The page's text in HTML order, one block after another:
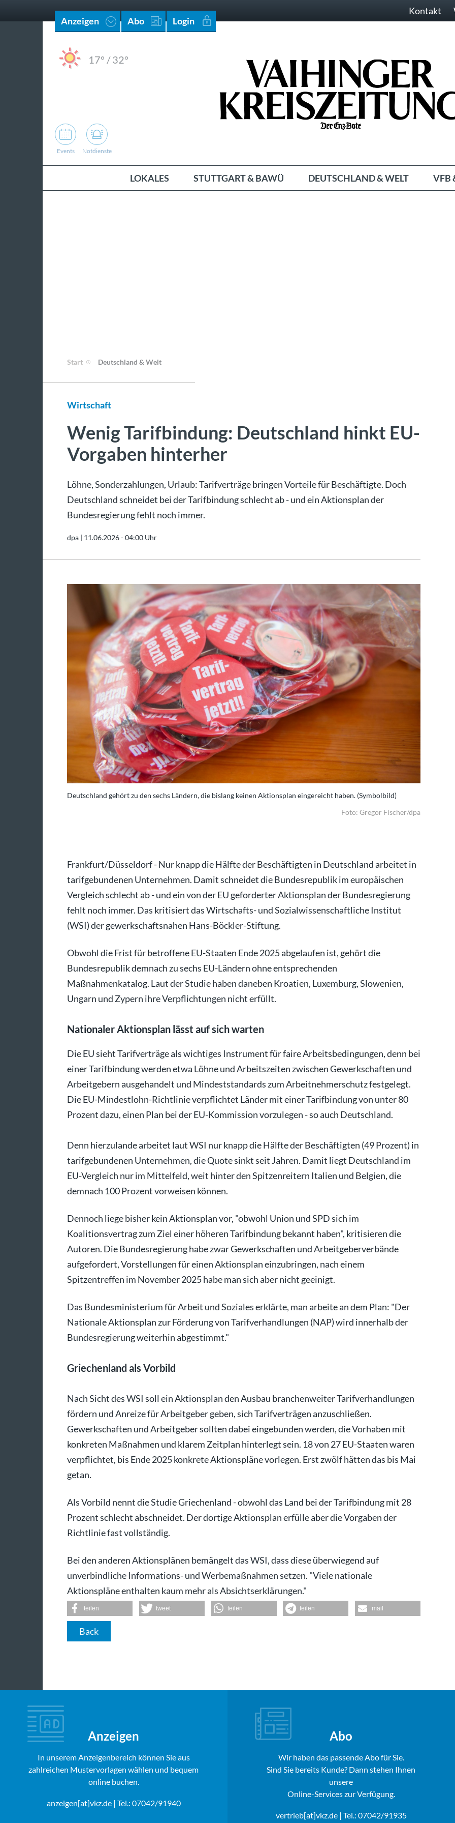
Anzeigen Abo Login
Kontakt
17° /32°
Events Notdienste
LOKALES STUTTGART & BAWÜ DEUTSCHLAND & WELT VFB
Start Deutschland & Welt
Wirtschaft
Wenig Tarifbindung: Deutschland hinkt EU-
Vorgaben hinterher
Löhne, Sonderzahlungen, Urlaub: Tarifverträge bringen Vorteile für Beschäftigte. Doch
Deutschland schneidet bei der Tarifbindung schlecht ab - und ein Aktionsplan der
Bundesregierung fehlt noch immer.
dpa | 11.06.2026 - 04:00 Uhr
Deutschland gehört zu den sechs Ländern, die bislang keinen Aktionsplan eingereicht haben. (Symbolbild)
Foto: Gregor Fischer/dpa
Frankfurt/Düsseldorf - Nur knapp die Hälfte der Beschäftigten in Deutschland arbeitet in
tarifgebundenen Unternehmen. Damit schneidet die Bundesrepublik im europäischen
Vergleich schlecht ab - und ein von der EU geforderter Aktionsplan der Bundesregierung
fehlt noch immer. Das kritisiert das Wirtschafts- und Sozialwissenschaftliche Institut
(WSI) der gewerkschaftsnahen Hans-Böckler-Stiftung.
Obwohl die Frist für betroffene EU-Staaten Ende 2025 abgelaufen ist, gehört die
Bundesrepublik demnach zu sechs EU-Ländern ohne entsprechenden
Maßnahmenkatalog. Laut der Studie haben daneben Kroatien, Luxemburg, Slowenien,
Ungarn und Zypern ihre Verpflichtungen nicht erfüllt.
Nationaler Aktionsplan lässt auf sich warten
Die EU sieht Tarifverträge als wichtiges Instrument für faire Arbeitsbedingungen, denn bei
einer Tarifbindung werden etwa Löhne und Arbeitszeiten zwischen Gewerkschaften und
Arbeitgebern ausgehandelt und Mindeststandards zum Arbeitnehmerschutz festgelegt.
Die EU-Mindestlohn-Richtlinie verpflichtet Länder mit einer Tarifbindung von unter 80
Prozent dazu, einen Plan bei der EU-Kommission vorzulegen - so auch Deutschland.
Denn hierzulande arbeitet laut WSI nur knapp die Hälfte der Beschäftigten (49 Prozent) in
tarifgebundenen Unternehmen, die Quote sinkt seit Jahren. Damit liegt Deutschland im
EU-Vergleich nur im Mittelfeld, weit hinter den Spitzenreitern Italien und Belgien, die
demnach 100 Prozent vorweisen können.
Dennoch liege bisher kein Aktionsplan vor, "obwohl Union und SPD sich im
Koalitionsvertrag zum Ziel einer höheren Tarifbindung bekannt haben", kritisieren die
Autoren. Die Bundesregierung habe zwar Gewerkschaften und Arbeitgeberverbände
aufgefordert, Vorstellungen für einen Aktionsplan einzubringen, nach einem
Spitzentreffen im November 2025 habe man sich aber nicht geeinigt.
Das Bundesministerium für Arbeit und Soziales erklärte, man arbeite an dem Plan: "Der
Nationale Aktionsplan zur Förderung von Tarifverhandlungen (NAP) wird innerhalb der
Bundesregierung weiterhin abgestimmt."
Griechenland als Vorbild
Nach Sicht des WSI soll ein Aktionsplan den Ausbau branchenweiter Tarifverhandlungen
fördern und Anreize für Arbeitgeber geben, sich Tarifverträgen anzuschließen.
Gewerkschaften und Arbeitgeber sollten dabei eingebunden werden, die Vorhaben mit
konkreten Maßnahmen und klarem Zeitplan hinterlegt sein. 18 von 27 EU-Staaten waren
verpflichtet, bis Ende 2025 konkrete Aktionspläne vorlegen. Erst zwölf hätten das bis Mai
getan.
Als Vorbild nennt die Studie Griechenland - obwohl das Land bei der Tarifbindung mit 28
Prozent schlecht abschneidet. Der dortige Aktionsplan erfülle aber die Vorgaben der
Richtlinie fast vollständig.
Bei den anderen Aktionsplänen bemängelt das WSI, dass diese überwiegend auf
unverbindliche Informations- und Werbemaßnahmen setzen. "Viele nationale
Aktionspläne enthalten kaum mehr als Absichtserklärungen."
teilen tweet teilen teilen mail
Back
Anzeigen
In unserem Anzeigenbereich können Sie aus
zahlreichen Mustervorlagen wählen und bequem
online buchen.
anzeigen[at]vkz.de| Tel.: 07042/91940
Abo
Wir haben das passende Abo für Sie.
Sind Sie bereits Kunde? Dann stehen Ihnen
unsere
Online-Services zur Verfügung.
vertrieb[at]vkz.de| Tel.: 07042/91935